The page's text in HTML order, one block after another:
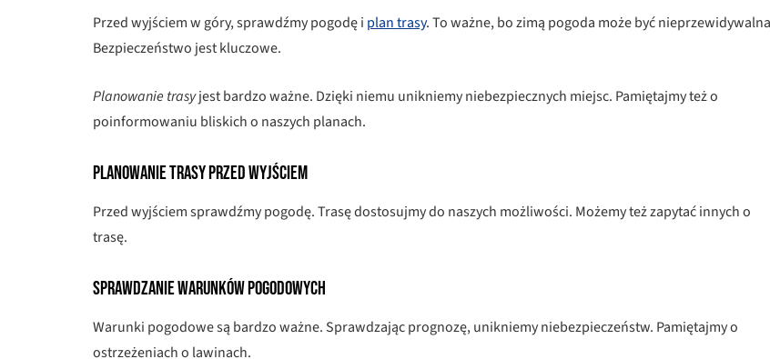
Przed wyjściem w góry, sprawdźmy pogodę i plan trasy. To ważne, bo zimą pogoda może być
Bezpieczeństwo jest kluczowe.
Planowanie trasyjest bardzo ważne. Dzięki niemu unikniemy niebezpiecznych miejsc. Pamiętajmy też o
poinformowaniu bliskich o naszych planach.
Planowanie trasy przed wyjściem
Przed wyjściem sprawdźmy pogodę. Trasę dostosujmy do naszych możliwości. Możemy też zapytać innych o
trasę.
Sprawdzanie warunków pogodowych
Warunki pogodowe są bardzo ważne. Sprawdzając prognozę, unikniemy niebezpieczeństw. Pamiętajmy o
ostrzeżeniach o lawinach.